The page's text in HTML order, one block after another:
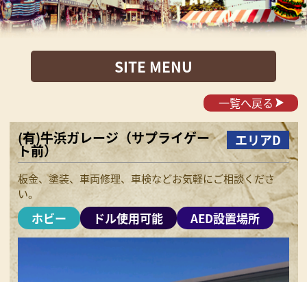
SITE MENU
一覧へ戻る
(有)牛浜ガレージ（サプライゲー
ト前）
エリアD
板金、塗装、車両修理、車検などお気軽にご相談くださ
い。
ホビー ドル使用可能 AED設置場所